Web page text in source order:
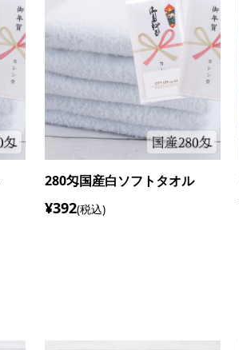
160匁国産白シリンダータオル
¥257(税込)